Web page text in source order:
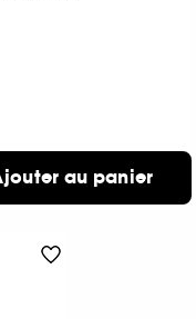
au panier